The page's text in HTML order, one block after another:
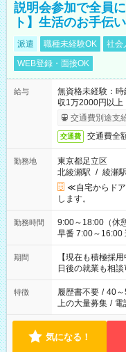
説明会参加で全員
ト】生活のお手伝い
派遣 職種未経験OK 社会
WEB登録・面接OK
給与
無資格未経験：
収1万2000円以上
交通費別途支
交通費 交通費全
勤務地
東京都足立区
北綾瀬駅 / 綾瀬駅
≪自宅からド
します。
勤務時間
9:00～18:00（休憩60分） ■ご希望があれば
早番 7:00～16:00 遅番 10:00
い」 「余裕を持
たくない」 など、ご
の方へ 今ご覧の
の勤務時間。 合
期間
【現在も積極採
日後の就業も相談
特徴 履歴書不要 / 40～
上の大量募集 / 電
気になる！